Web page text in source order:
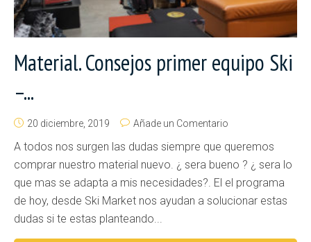
Material. Consejos primer equipo Ski
–...
20 diciembre, 2019 Añade un Comentario
A todos nos surgen las dudas siempre que queremos
comprar nuestro material nuevo. ¿ sera bueno ? ¿ sera lo
que mas se adapta a mis necesidades?. El el programa
de hoy, desde Ski Market nos ayudan a solucionar estas
dudas si te estas planteando...